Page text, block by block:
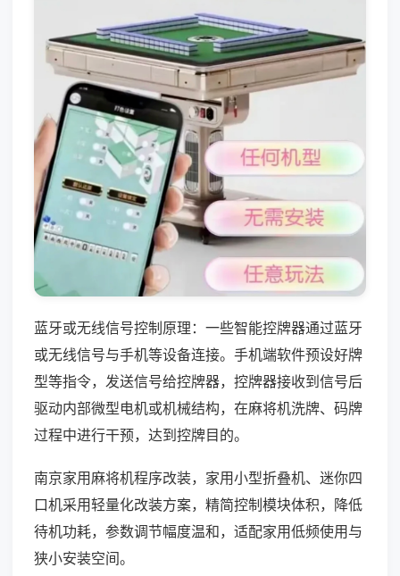
蓝牙或无线信号控制原理：一些智能控牌器通过蓝牙
或无线信号与手机等设备连接。手机端软件预设好牌
型等指令，发送信号给控牌器，控牌器接收到信号后
驱动内部微型电机或机械结构，在麻将机洗牌、码牌
过程中进行干预，达到控牌目的。
南京家用麻将机程序改装，家用小型折叠机、迷你四
口机采用轻量化改装方案，精简控制模块体积，降低
待机功耗，参数调节幅度温和，适配家用低频使用与
狭小安装空间。